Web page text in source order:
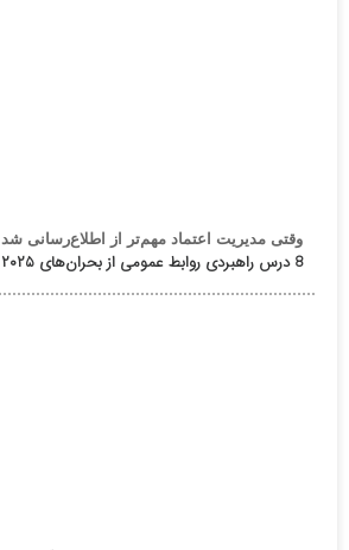
وقتی مدیریت اعتماد مهم‌تر از اطلاع‌رسانی شد
8 درس راهبردی روابط عمومی از بحران‌های ۲۰۲۵